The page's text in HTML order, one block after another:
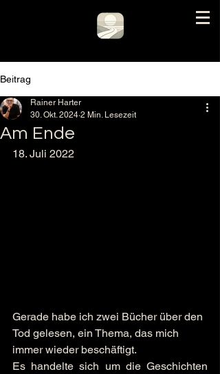
Beitrag
Am Ende
Rainer Harter
30. Okt. 2024 2 Min. Lesezeit
18. Juli 2022
Gerade habe ich zwei Bücher über den
Tod gelesen, ein Thema, das mich
immer wieder beschäftigt.
Es handelte sich um die Geschichten